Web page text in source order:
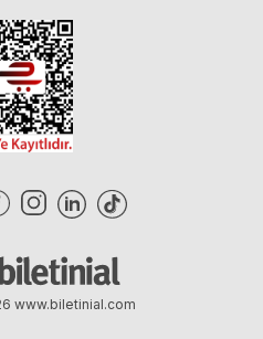
www.biletinial.com